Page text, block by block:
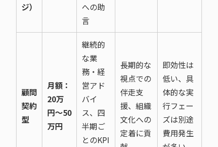
ジ）
への助
言
顧問
契約
型
月額：
20万
円〜50
万円
継続的
な業
務・経
営アド
バイ
ス、四
半期ご
とのKPI
長期的な
視点での
伴走支
援、組織
文化への
定着に貢
即効性は
低い、具
体的な実
行フェー
ズは別途
費用発生